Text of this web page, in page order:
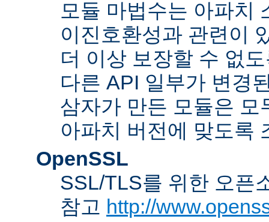
모듈 마법수는 아파치
이진호환성과 관련이
더 이상 보장할 수 없
다른 API 일부가 변경
삼자가 만든 모듈은
아파치 버전에 맞도록
OpenSSL
SSL/TLS를 위한 오픈
참고 http://